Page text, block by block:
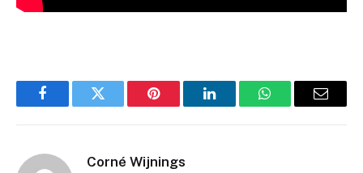
FacebookTwitter Pinterest LinkedInWhatsAppEmail
Corné Wijnings